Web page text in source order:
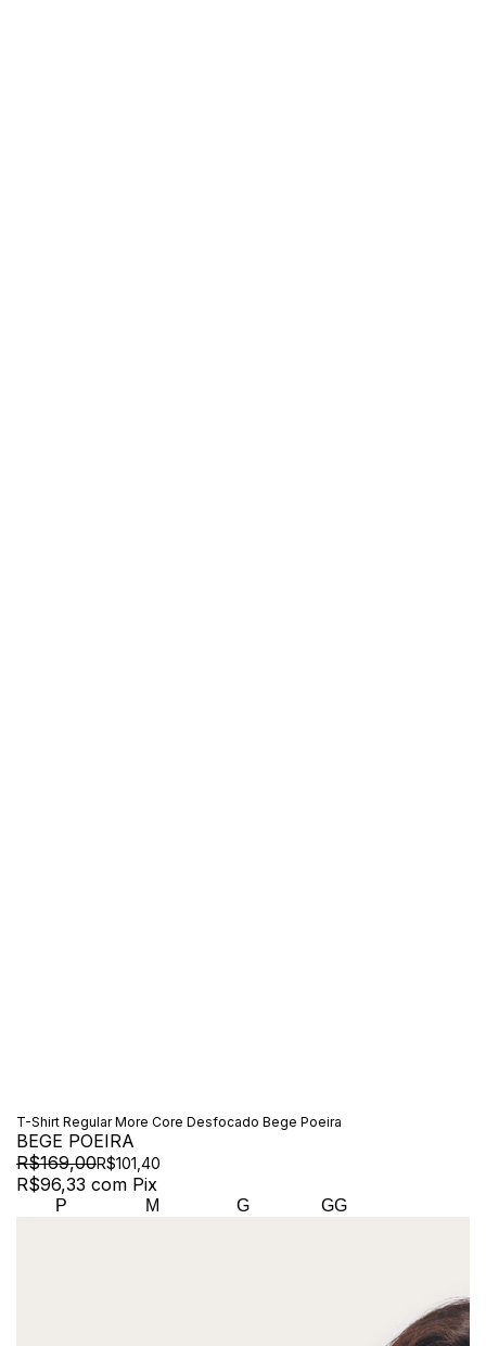
T-Shirt Regular More Core Desfocado Bege Poeira
BEGE POEIRA
R$169,00R$101,40
R$96,33 com Pix
P M G GG